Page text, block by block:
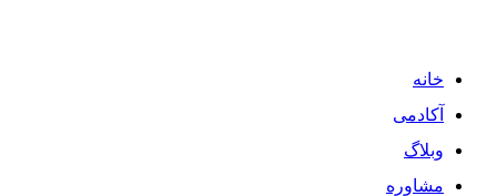
خانه
آکادمی
وبلاگ
مشاوره